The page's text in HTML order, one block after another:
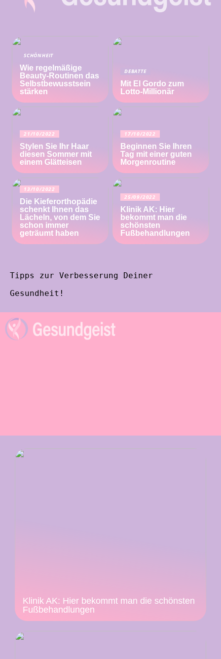
SCHÖNHEIT
Wie regelmäßige
Beauty-Routinen das
Selbstbewusstsein
stärken
DEBATTE
Mit El Gordo zum
Lotto-Millionär
21/10/2022
Stylen Sie Ihr Haar
diesen Sommer mit
einem Glätteisen
17/10/2022
Beginnen Sie Ihren
Tag mit einer guten
Morgenroutine
13/10/2022
Die Kieferorthopädie
schenkt Ihnen das
Lächeln, von dem Sie
schon immer
geträumt haben
25/09/2022
Klinik AK: Hier
bekommt man die
schönsten
Fußbehandlungen
Tipps zur Verbesserung Deiner
Gesundheit!
Klinik AK: Hier bekommt man die schönsten
Fußbehandlungen